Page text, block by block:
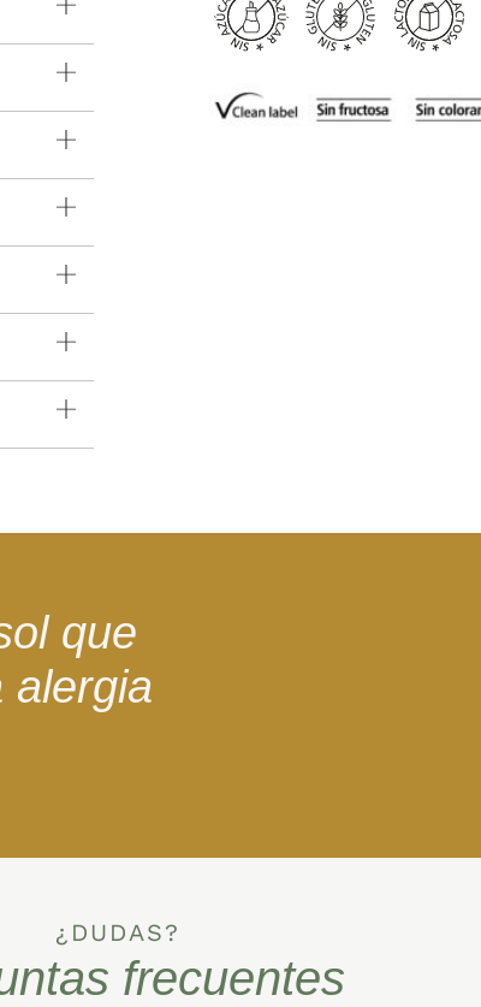
que
alergia
¿DUDAS?
frecuentes